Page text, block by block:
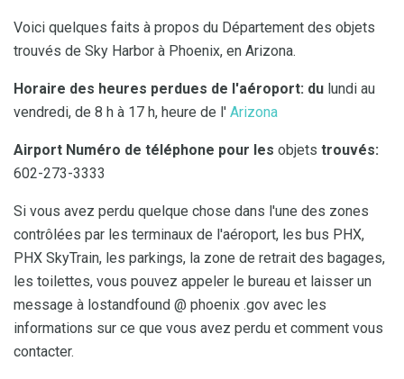
Voici quelques faits à propos du Département des objets
trouvés de Sky Harbor à Phoenix, en Arizona.
Horaire des heures perdues de l'aéroport: du lundi au
vendredi, de 8 h à 17 h, heure de l' Arizona
Airport Numéro de téléphone pour les objets trouvés:
602-273-3333
Si vous avez perdu quelque chose dans l'une des zones
contrôlées par les terminaux de l'aéroport, les bus PHX,
PHX SkyTrain, les parkings, la zone de retrait des bagages,
les toilettes, vous pouvez appeler le bureau et laisser un
message à lostandfound @ phoenix .gov avec les
informations sur ce que vous avez perdu et comment vous
contacter.